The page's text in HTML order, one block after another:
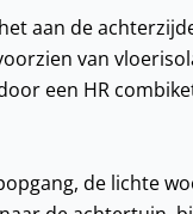
aan de
van
een HR
de lichte